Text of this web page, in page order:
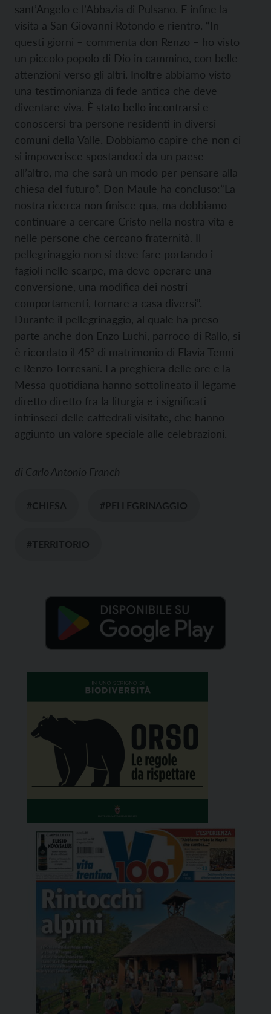
sant’Angelo e l’Abbazia di Pulsano. E infine la
visita a San Giovanni Rotondo e rientro. “In
questi giorni – commenta don Renzo – ho visto
un piccolo popolo di Dio in cammino, con belle
attenzioni verso gli altri. Inoltre abbiamo visto
una testimonianza di fede antica che deve
diventare viva. È stato bello incontrarsi e
conoscersi tra persone residenti in diversi
comuni della Valle. Dobbiamo capire che non ci
si impoverisce spostandoci da un paese
all’altro, ma che sarà un modo per pensare alla
chiesa del futuro”. Don Maule ha concluso:”La
nostra ricerca non finisce qua, ma dobbiamo
continuare a cercare Cristo nella nostra vita e
nelle persone che cercano fraternità. Il
pellegrinaggio non si deve fare portando i
fagioli nelle scarpe, ma deve operare una
conversione, una modifica dei nostri
comportamenti, tornare a casa diversi”.
Durante il pellegrinaggio, al quale ha preso
parte anche don Enzo Luchi, parroco di Rallo, si
è ricordato il 45° di matrimonio di Flavia Tenni
e Renzo Torresani. La preghiera delle ore e la
Messa quotidiana hanno sottolineato il legame
diretto diretto fra la liturgia e i significati
intrinseci delle cattedrali visitate, che hanno
aggiunto un valore speciale alle celebrazioni.
di Carlo Antonio Franch
#CHIESA #PELLEGRINAGGIO
#TERRITORIO